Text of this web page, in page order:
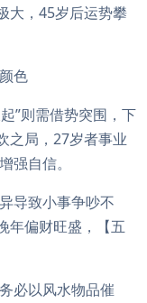
大，45岁后运势攀
色
”则需借势突围，下
之局，27岁者事业
强自信。
导致小事争吵不
年偏财旺盛，【五
必以风水物品催